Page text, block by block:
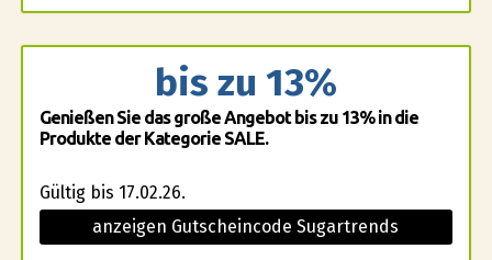
bis zu 13%
Genießen Sie das große Angebot bis zu 13% in die
Produkte der Kategorie SALE.
Gültig bis 17.02.26.
anzeigen Gutscheincode Sugartrends